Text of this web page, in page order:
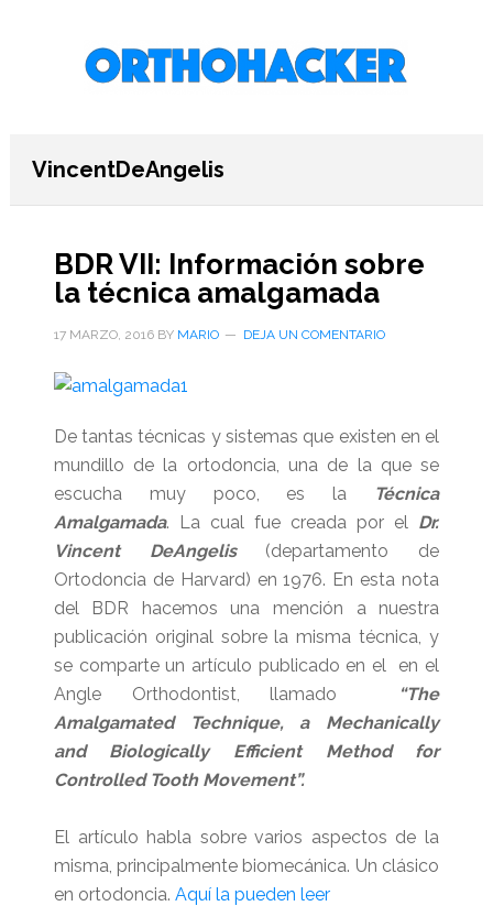
primariaVincentDeAngelis
BDR VII: Información sobre
la técnica amalgamada
17 MARZO, 2016BY MARIO DEJA UN COMENTARIO
De tantas técnicas y sistemas que existen en el
mundillo de la ortodoncia, una de la que se
escucha muy poco, es la
Técnica
Amalgamada. La cual fue creada por el Dr.
Vincent DeAngelis (departamento de
Ortodoncia de Harvard) en 1976. En esta nota
del BDR hacemos una mención a nuestra
publicación original sobre la misma técnica, y
se comparte un artículo publicado en el en el
Angle Orthodontist, llamado
“The
Amalgamated Technique, a Mechanically
and Biologically Efficient Method for
Controlled Tooth Movement”.
El artículo habla sobre varios aspectos de la
misma, principalmente biomecánica. Un clásico
en ortodoncia. Aquí la pueden leer